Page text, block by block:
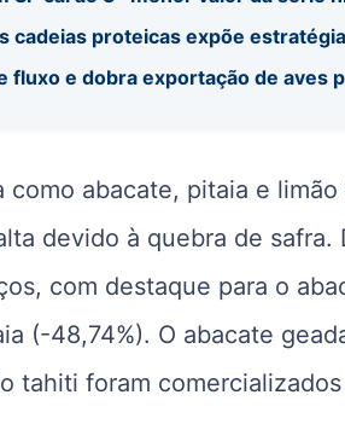
cadeias proteicas expõe
fluxo e dobra exportação de aves
como abacate, pitaia e
devido à quebra de
com destaque para o
(-48,74%). O abacate
tahiti foram